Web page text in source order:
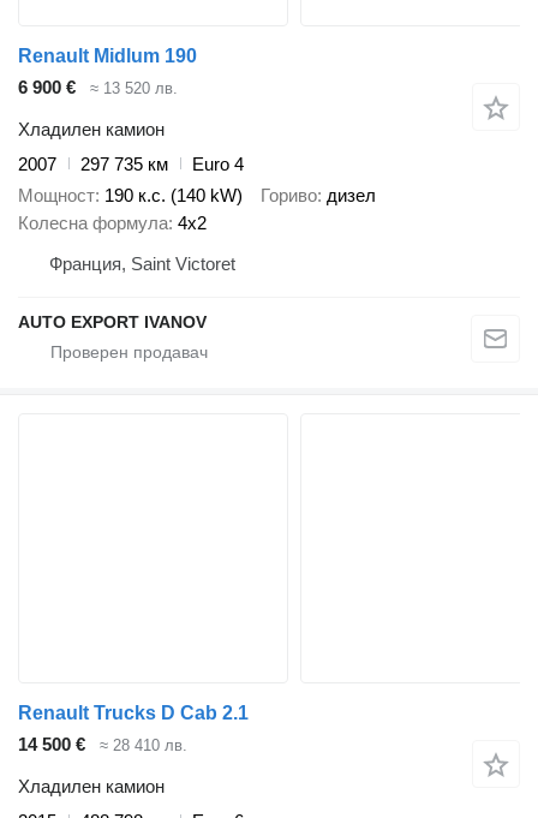
Renault Midlum 190
6 900 €
≈ 13 520 лв.
Хладилен камион
2007
297 735 км
Euro 4
Мощност 190 к.с. (140 kW) Гориво дизел
Колесна формула 4x2
Франция, Saint Victoret
AUTO EXPORT IVANOV
Renault Trucks D Cab 2.1
14 500 €
≈ 28 410 лв.
Хладилен камион